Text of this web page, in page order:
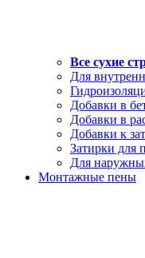
Все сухие
Для
Добавки в
Добавки в
Добавки к
Затирки для
Для
Монтажные пены